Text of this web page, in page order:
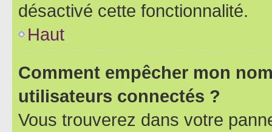
désactivé cette fonctionnalité.
Haut
Comment empêcher mon
utilisateurs connectés ?
Vous trouverez dans votre